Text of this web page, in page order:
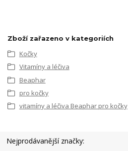
Zboží zařazeno v kategoriích
Kočky
Vitamíny a léčiva
Beaphar
pro kočky
vitamíny a léčiva Beaphar pro kočky
Nejprodávanější značky: